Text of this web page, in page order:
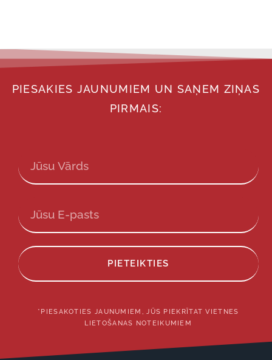
PIESAKIES JAUNUMIEM UN SAŅEM ZIŅAS
PIRMAIS:
PIETEIKTIES
*PIESAKOTIES JAUNUMIEM, JŪS PIEKRĪTAT VIETNES
LIETOŠANAS NOTEIKUMIEM